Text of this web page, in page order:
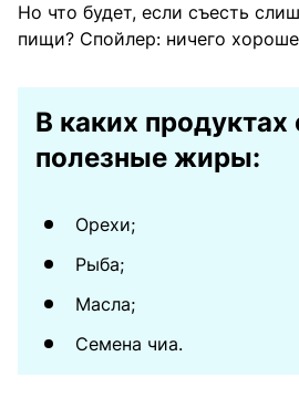
Но что будет, если съесть
пищи? Спойлер: ничего
В каких продуктах
полезные жиры:
Орехи;
Рыба;
Масла;
Семена чиа.